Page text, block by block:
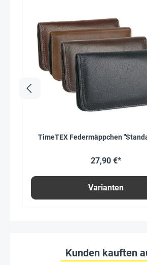
TimeTEX Federmäppchen
27,90 €*
Varianten
Kunden kauften